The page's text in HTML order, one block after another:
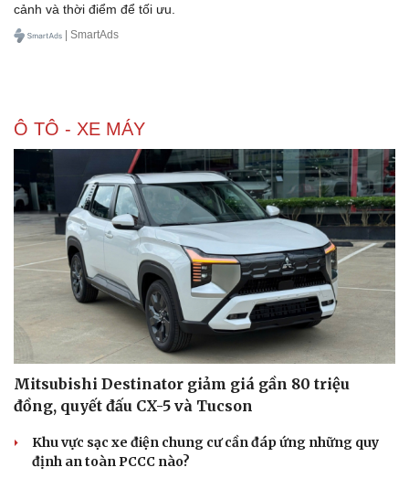
cảnh và thời điểm để tối ưu.
| SmartAds
Ô TÔ - XE MÁY
Mitsubishi Destinator giảm giá gần 80 triệu
đồng, quyết đấu CX-5 và Tucson
Khu vực sạc xe điện chung cư cần đáp ứng những quy
định an toàn PCCC nào?